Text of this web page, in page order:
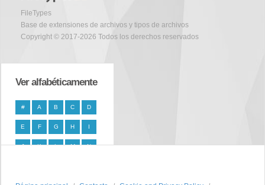
FileTypes
Base de extensiones de archivos y tipos de archivos
Copyright © 2017-2026 Todos los derechos reservados
Ver alfabéticamente
# A B C D
E F G H I
J K L M N